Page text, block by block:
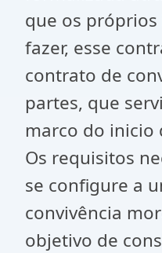
que os
fazer, esse
contrato de
partes, que
marco do inicio
Os requisitos
se configure a
convivência
objetivo de